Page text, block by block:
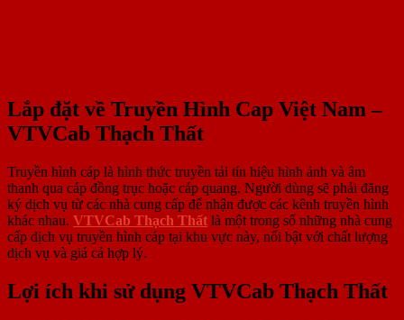
Lắp đặt về Truyền Hình Cap Việt Nam –
VTVCab Thạch Thất
Truyền hình cáp là hình thức truyền tải tín hiệu hình ảnh và âm
thanh qua cáp đồng trục hoặc cáp quang. Người dùng sẽ phải đăng
ký dịch vụ từ các nhà cung cấp để nhận được các kênh truyền hình
khác nhau. VTVCab Thạch Thất là một trong số những nhà cung
cấp dịch vụ truyền hình cáp tại khu vực này, nổi bật với chất lượng
dịch vụ và giá cả hợp lý.
Lợi ích khi sử dụng VTVCab Thạch Thất